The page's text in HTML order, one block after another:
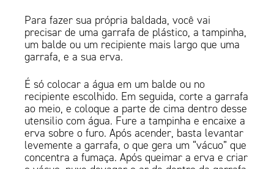
Para fazer sua própria baldada, você vai
precisar de uma garrafa de plástico, a tampinha,
um balde ou um recipiente mais largo que uma
garrafa, e a sua erva.
É só colocar a água em um balde ou no
recipiente escolhido. Em seguida, corte a garrafa
ao meio, e coloque a parte de cima dentro desse
utensilio com água. Fure a tampinha e encaixe a
erva sobre o furo. Após acender, basta levantar
levemente a garrafa, o que gera um “vácuo” que
concentra a fumaça. Após queimar a erva e criar